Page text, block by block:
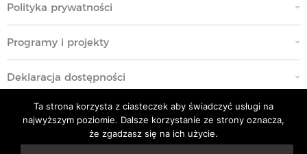
Polityka prywatności
Programy i projekty
Deklaracja dostępności
Standardy Ochrony Małoletnich
Polityka przeciwko molestowaniu w miejscu pracy
Ta strona korzysta z ciasteczek aby świadczyć usługi na
najwyższym poziomie. Dalsze korzystanie ze strony oznacza,
że zgadzasz się na ich użycie.